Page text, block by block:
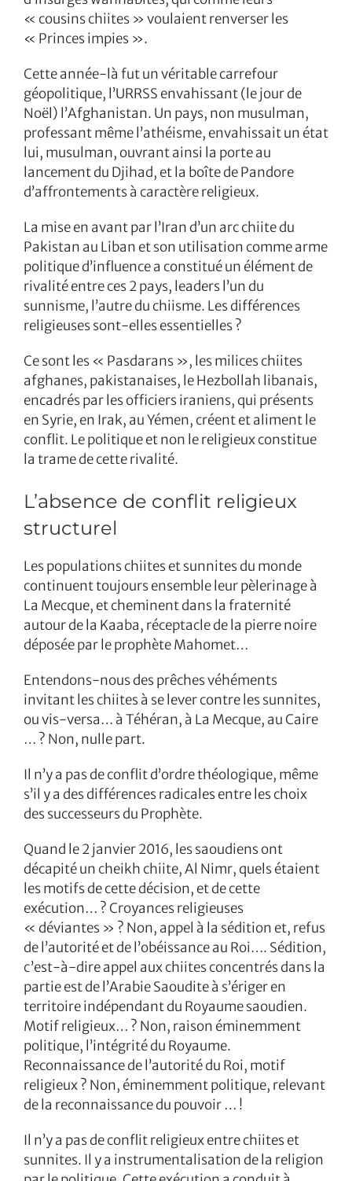
« cousins chiites » voulaient renverser les
« Princes impies ».
Cette année-là fut un véritable carrefour
géopolitique, l’URRSS envahissant (le jour de
Noël) l’Afghanistan. Un pays, non musulman,
professant même l’athéisme, envahissait un état
lui, musulman, ouvrant ainsi la porte au
lancement du Djihad, et la boîte de Pandore
d’affrontements à caractère religieux.
La mise en avant par l’Iran d’un arc chiite du
Pakistan au Liban et son utilisation comme arme
politique d’influence a constitué un élément de
rivalité entre ces 2 pays, leaders l’un du
sunnisme, l’autre du chiisme. Les différences
religieuses sont-elles essentielles ?
Ce sont les « Pasdarans », les milices chiites
afghanes, pakistanaises, le Hezbollah libanais,
encadrés par les officiers iraniens, qui présents
en Syrie, en Irak, au Yémen, créent et aliment le
conflit. Le politique et non le religieux constitue
la trame de cette rivalité.
L’absence de conflit religieux
structurel
Les populations chiites et sunnites du monde
continuent toujours ensemble leur pèlerinage à
La Mecque, et cheminent dans la fraternité
autour de la Kaaba, réceptacle de la pierre noire
déposée par le prophète Mahomet…
Entendons-nous des prêches véhéments
invitant les chiites à se lever contre les sunnites,
ou vis-versa… à Téhéran, à La Mecque, au Caire
… ? Non, nulle part.
Il n’y a pas de conflit d’ordre théologique, même
s’il y a des différences radicales entre les choix
des successeurs du Prophète.
Quand le 2 janvier 2016, les saoudiens ont
décapité un cheikh chiite, Al Nimr, quels étaient
les motifs de cette décision, et de cette
exécution… ? Croyances religieuses
« déviantes » ? Non, appel à la sédition et, refus
de l’autorité et de l’obéissance au Roi…. Sédition,
c’est-à-dire appel aux chiites concentrés dans la
partie est de l’Arabie Saoudite à s’ériger en
territoire indépendant du Royaume saoudien.
Motif religieux… ? Non, raison éminemment
politique, l’intégrité du Royaume.
Reconnaissance de l’autorité du Roi, motif
religieux ? Non, éminemment politique, relevant
de la reconnaissance du pouvoir … !
Il n’y a pas de conflit religieux entre chiites et
sunnites. Il y a instrumentalisation de la religion